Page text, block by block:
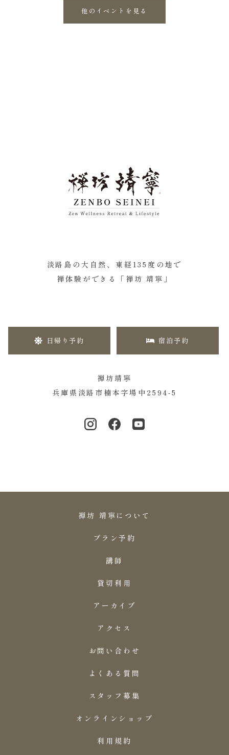
他のイベントを見る
淡路島の大自然、東経135度の地で
禅体験ができる「禅坊 靖寧」
日帰り予約 宿泊予約
禅坊靖寧
兵庫県淡路市楠本字場中2594-5
禅坊 靖寧について
プラン予約
講師
貸切利用
アーカイブ
アクセス
お問い合わせ
よくある質問
スタッフ募集
オンラインショップ
利用規約